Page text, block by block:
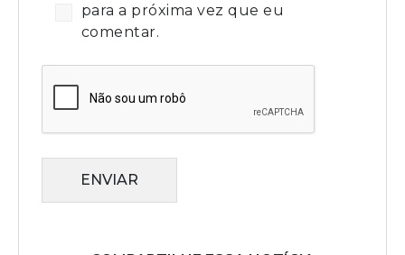
para a próxima vez que eu
comentar.
ENVIAR